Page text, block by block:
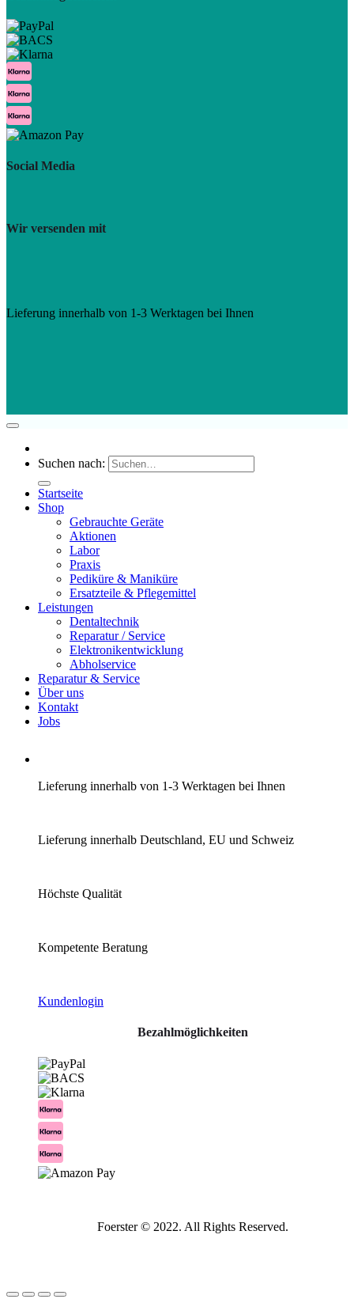
Social Media
Wir versenden mit
Lieferung innerhalb von 1-3 Werktagen bei Ihnen
Suchen nach:
Startseite
Shop
Gebrauchte Geräte
Aktionen
Labor
Praxis
Pediküre & Maniküre
Ersatzteile & Pflegemittel
Leistungen
Dentaltechnik
Reparatur / Service
Elektronikentwicklung
Abholservice
Reparatur & Service
Über uns
Kontakt
Jobs
Lieferung innerhalb von 1-3 Werktagen bei Ihnen
Lieferung innerhalb Deutschland, EU und Schweiz
Höchste Qualität
Kompetente Beratung
Kundenlogin
Bezahlmöglichkeiten
Foerster © 2022. All Rights Reserved.